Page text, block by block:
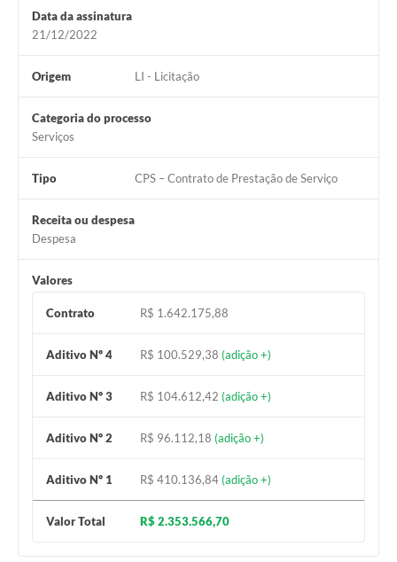
Data da assinatura
21/12/2022
Origem LI - Licitação
Categoria do processo
Serviços
Tipo CPS – Contrato de Prestação de Serviço
Receita ou despesa
Despesa
Valores
Contrato R$ 1.642.175,88
Aditivo Nº 4 R$ 100.529,38(adição +)
Aditivo Nº 3 R$ 104.612,42(adição +)
Aditivo Nº 2 R$ 96.112,18(adição +)
Aditivo Nº 1 R$ 410.136,84(adição +)
Valor Total R$ 2.353.566,70